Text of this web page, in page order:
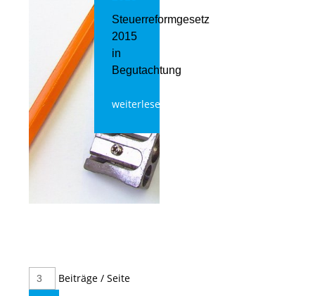
Steuerreformgesetz
2015
in
Begutachtung
weiterlesen
Beiträge / Seite